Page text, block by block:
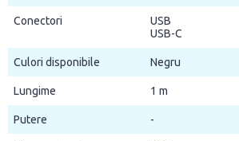
Conectori
USB
USB-C
Culori disponibile Negru
Lungime 1 m
Putere -